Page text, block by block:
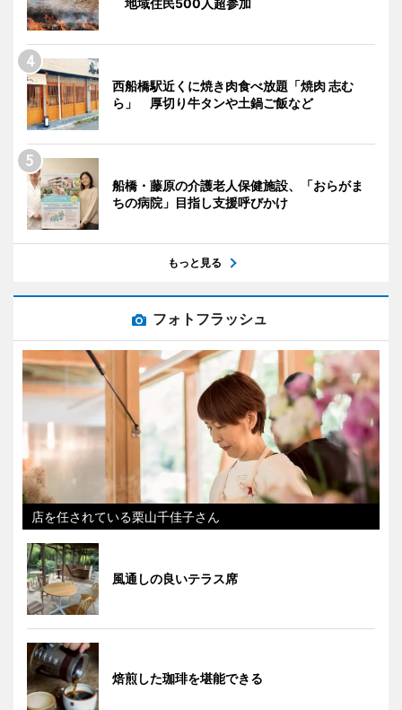
西船橋駅近くに焼き肉食べ放題「焼肉 志む
ら」 厚切り牛タンや土鍋ご飯など
船橋・藤原の介護老人保健施設、「おらがま
ちの病院」目指し支援呼びかけ
もっと見る
フォトフラッシュ
店を任されている栗山千佳子さん
風通しの良いテラス席
焙煎した珈琲を堪能できる